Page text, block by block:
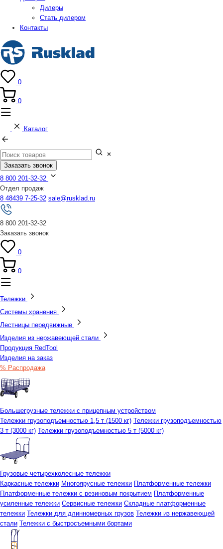
Дилеры
Стать дилером
Контакты
0
0
Каталог
Заказать звонок
8 800 201-32-32
Отдел продаж
8 48439 7-25-32 sale@rusklad.ru
8 800 201-32-32
Заказать звонок
0
0
Тележки
Системы хранения
Лестницы передвижные
Изделия из нержавеющей стали
Продукция RedTool
Изделия на заказ
% Распродажа
Большегрузные тележки с прицепным устройством
Тележки грузоподъемностью 1,5 т (1500 кг) Тележки грузоподъемностью
3 т (3000 кг) Тележки грузоподъемностью 5 т (5000 кг)
Грузовые четырехколесные тележки
Каркасные тележки Многоярусные тележки Платформенные тележки
Платформенные тележки с резиновым покрытием Платформенные
усиленные тележки Сервисные тележки Складные платформенные
тележки Тележки для длинномерных грузов Тележки из нержавеющей
стали Тележки с быстросъемными бортами